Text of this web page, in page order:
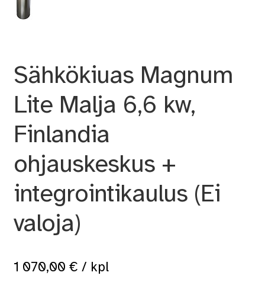
Sähkökiuas Magnum
Lite Malja 6,6 kw,
Finlandia
ohjauskeskus +
integrointikaulus (Ei
valoja)
1 070,00 € / kpl